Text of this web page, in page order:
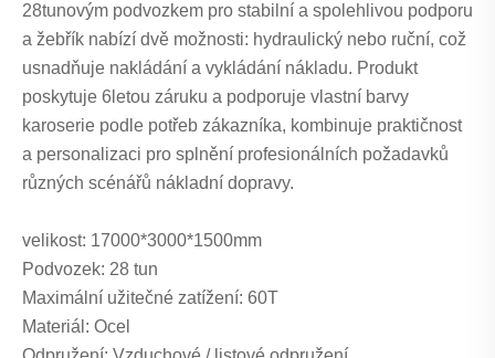
28tunovým podvozkem pro stabilní a spolehlivou podporu
a žebřík nabízí dvě možnosti: hydraulický nebo ruční, což
usnadňuje nakládání a vykládání nákladu. Produkt
poskytuje 6letou záruku a podporuje vlastní barvy
karoserie podle potřeb zákazníka, kombinuje praktičnost
a personalizaci pro splnění profesionálních požadavků
různých scénářů nákladní dopravy.
velikost: 17000*3000*1500mm
Podvozek: 28 tun
Maximální užitečné zatížení: 60T
Materiál: Ocel